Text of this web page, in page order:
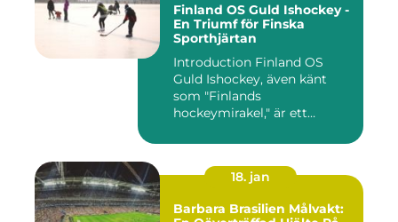
Finland OS Guld Ishockey -
En Triumf för Finska
Sporthjärtan
Introduction Finland OS
Guld Ishockey, även känt
som "Finlands
hockeymirakel," är ett
18. jan
Barbara Brasilien Målvakt: